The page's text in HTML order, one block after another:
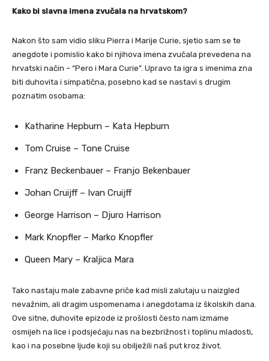
Kako bi slavna imena zvučala na hrvatskom?
Nakon što sam vidio sliku Pierra i Marije Curie, sjetio sam se te
anegdote i pomislio kako bi njihova imena zvučala prevedena na
hrvatski način – “Pero i Mara Curie”. Upravo ta igra s imenima zna
biti duhovita i simpatična, posebno kad se nastavi s drugim
poznatim osobama:
Katharine Hepburn – Kata Hepburn
Tom Cruise – Tone Cruise
Franz Beckenbauer – Franjo Bekenbauer
Johan Cruijff – Ivan Cruijff
George Harrison – Djuro Harrison
Mark Knopfler – Marko Knopfler
Queen Mary – Kraljica Mara
Tako nastaju male zabavne priče kad misli zalutaju u naizgled
nevažnim, ali dragim uspomenama i anegdotama iz školskih dana.
Ove sitne, duhovite epizode iz prošlosti često nam izmame
osmijeh na lice i podsjećaju nas na bezbrižnost i toplinu mladosti,
kao i na posebne ljude koji su obilježili naš put kroz život.